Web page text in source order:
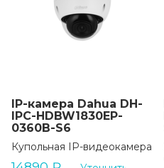
IP-камера Dahua DH-
IPC-HDBW1830EP-
0360B-S6
Купольная IP-видеокамера